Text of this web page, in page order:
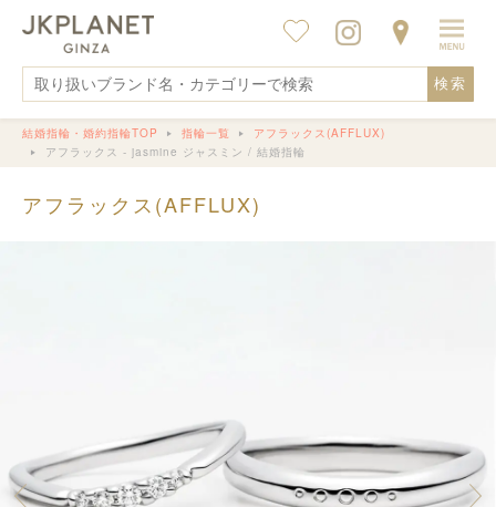
検索
結婚指輪・婚約指輪TOP 指輪一覧
アフラックス(AFFLUX)
アフラックス - jasmine ジャスミン / 結婚指輪
アフラックス(AFFLUX)